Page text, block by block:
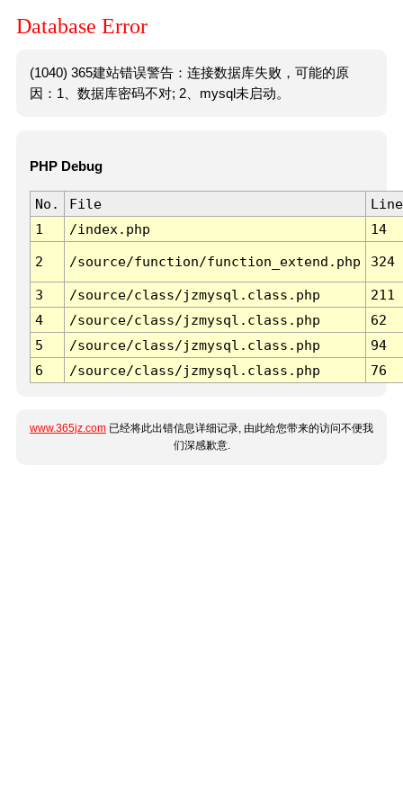
Database Error
(1040) 365建站错误警告：连接数据库失败，可能的原
因：1、数据库密码不对; 2、mysql未启动。
PHP Debug
No. File
Line
1
/index.php 14
2 /source/function/function_extend.php 324
3 /source/class/jzmysql.class.php
211
4
/source/class/jzmysql.class.php
62
5
/source/class/jzmysql.class.php
94
6
/source/class/jzmysql.class.php 76
www.365jz.com 已经将此出错信息详细记录, 由此给您带来的访问不便我
们深感歉意.